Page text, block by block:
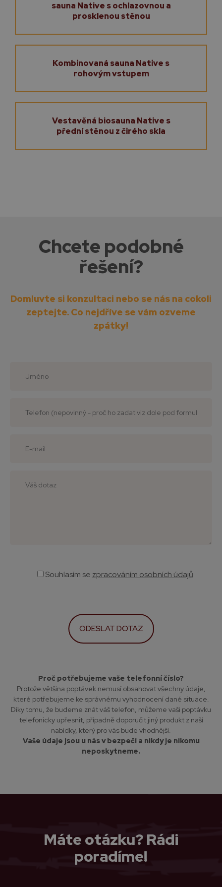
sauna Native s ochlazovnou a
prosklenou stěnou
Kombinovaná sauna Native s
rohovým vstupem
Vestavěná biosauna Native s
přední stěnou z čirého skla
Chcete podobné
řešení?
Domluvte si konzultaci nebo se nás na cokoli
zeptejte. Co nejdříve se vám ozveme
zpátky!
Souhlasím se zpracováním osobních údajů
Proč potřebujeme vaše telefonní číslo?
Protože většina poptávek nemusí obsahovat všechny údaje,
které potřebujeme ke správnému vyhodnocení dané situace.
Díky tomu, že budeme znát váš telefon, můžeme vaši poptávku
telefonicky upřesnit, případně doporučit jiný produkt z naší
nabídky, který pro vás bude vhodnější.
Vaše údaje jsou u nás v bezpečí a nikdy je nikomu
neposkytneme.
Máte otázku? Rádi
poradíme!